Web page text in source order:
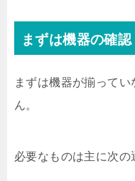
まずは機器の確認
まずは機器が揃って
ん。
必要なものは主に次の